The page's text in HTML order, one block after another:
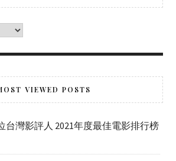
VIEWED POSTS
台灣影評人 2021年度最佳電影排行榜